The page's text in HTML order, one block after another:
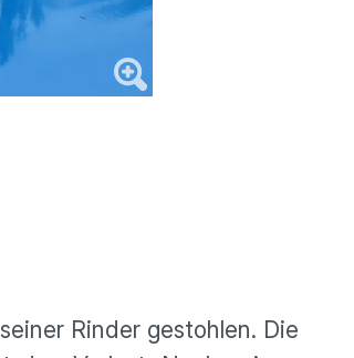
Rinder gestohlen. Die